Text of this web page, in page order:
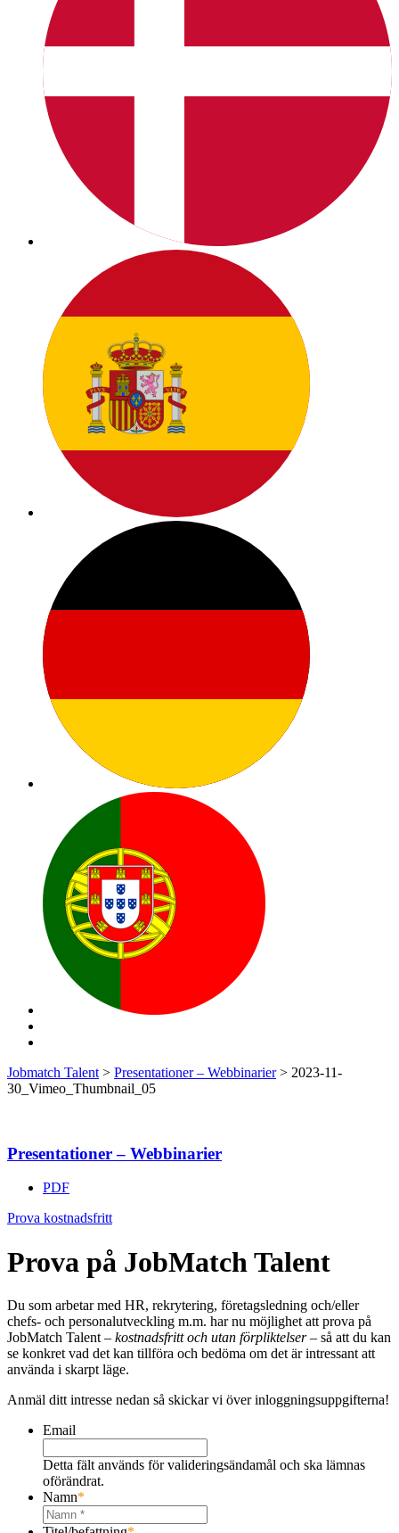
Jobmatch Talent > Presentationer – Webbinarier> 2023-11-
30_Vimeo_Thumbnail_05
Presentationer – Webbinarier
PDF
Prova kostnadsfritt
Prova på JobMatch Talent
Du som arbetar med HR, rekrytering, företagsledning och/eller
chefs- och personalutveckling m.m. har nu möjlighet att prova på
JobMatch Talent – kostnadsfritt och utan förpliktelser– så att du kan
se konkret vad det kan tillföra och bedöma om det är intressant att
använda i skarpt läge.
Anmäl ditt intresse nedan så skickar vi över inloggningsuppgifterna!
Email
Detta fält används för valideringsändamål och ska lämnas
oförändrat.
Namn*